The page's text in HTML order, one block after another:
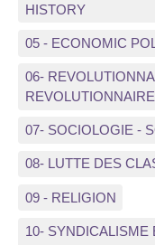
HISTORY
05 - ECONOMIC
06-
REVOLUTIONNAIRE
07- SOCIOLOGIE -
08- LUTTE DES
09 - RELIGION
10- SYNDICALISME